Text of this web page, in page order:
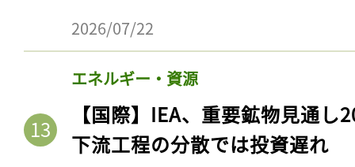
2026/07/22
エネルギー・資源
【国際】IEA、重要鉱物見通
下流工程の分散では投資遅れ
記事をお気に入りに
ログインが必